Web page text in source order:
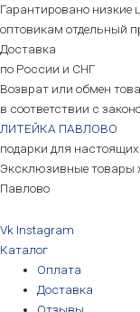
Гарантировано низкие
оптовикам отдельный
Доставка
по России и СНГ
Возврат или обмен
в соответствии с
ЛИТЕЙКА ПАВЛОВО
подарки для
Эксклюзивные товары
Павлово
Vk Instagram
Каталог
Оплата
Доставка